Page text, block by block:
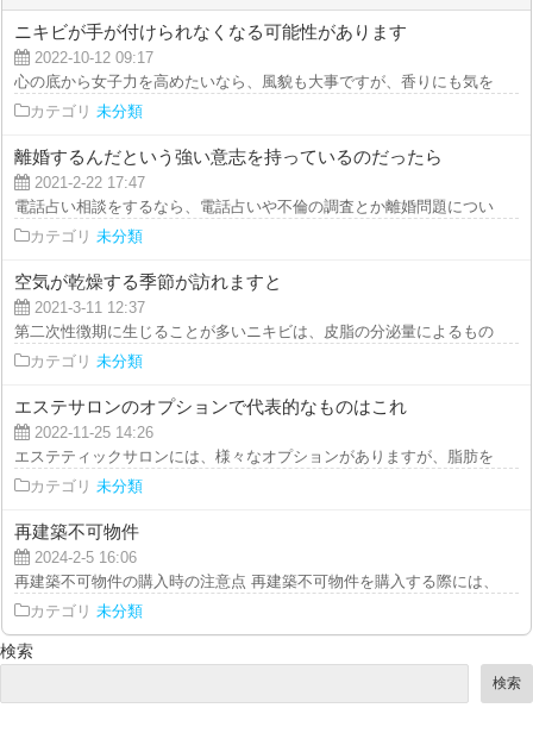
ニキビが手が付けられなくなる可能性があります
2022-10-12 09:17
心の底から女子力を高めたいなら、風貌も大事ですが、香りにも気を遣い
カテゴリ 未分類
離婚するんだという強い意志を持っているのだったら
2021-2-22 17:47
電話占い相談をするなら、電話占いや不倫の調査とか離婚問題についても
カテゴリ 未分類
空気が乾燥する季節が訪れますと
2021-3-11 12:37
第二次性徴期に生じることが多いニキビは、皮脂の分泌量によるものとさ
カテゴリ 未分類
エステサロンのオプションで代表的なものはこれ
2022-11-25 14:26
エステティックサロンには、様々なオプションがありますが、脂肪を溶か
カテゴリ 未分類
再建築不可物件
2024-2-5 16:06
再建築不可物件の購入時の注意点 再建築不可物件を購入する際には、建
カテゴリ 未分類
検索
検索